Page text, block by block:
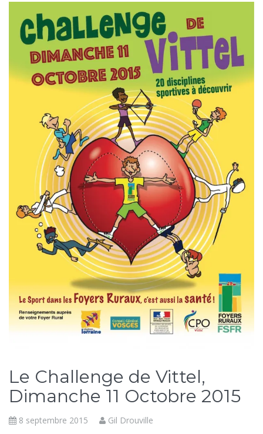
Le Challenge de Vittel,
Dimanche 11 Octobre 2015
8 septembre 2015 Gil Drouville